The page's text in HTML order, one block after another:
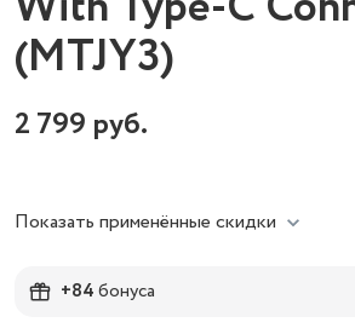
(MTJY3)
2 799 руб.
Показать применённые скидки
+84бонуса